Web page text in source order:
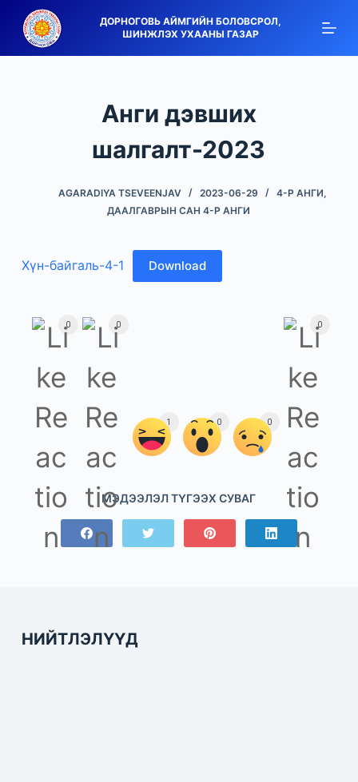
i
ДОРНОГОВЬ АЙМГИЙН БОЛОВСРОЛ,
ШИНЖЛЭХ УХААНЫ ГАЗАР
Анги дэвших
шалгалт-2023
AGARADIYA TSEVEENJAV 2023-06-29 4-Р АНГИ,
ДААЛГАВРЫН САН 4-Р АНГИ
Хүн-байгаль-4-1 Download
0 0
1 0 0
0
МЭДЭЭЛЭЛ ТҮГЭЭХ СУВАГ
НИЙТЛЭЛҮҮД